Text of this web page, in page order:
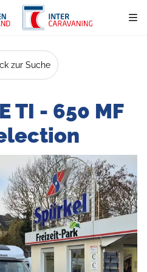
zur Suche
TI - 650 MF